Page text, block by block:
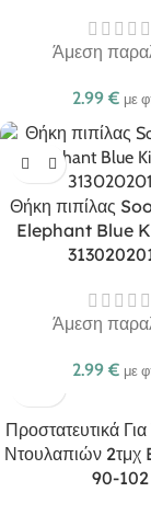
Άμεση
2.99 € με
Θήκη πιπίλας
Elephant Blue
Άμεση
2.99 € με
Προστατευτικά
Ντουλαπιών 2τμχ
90-102